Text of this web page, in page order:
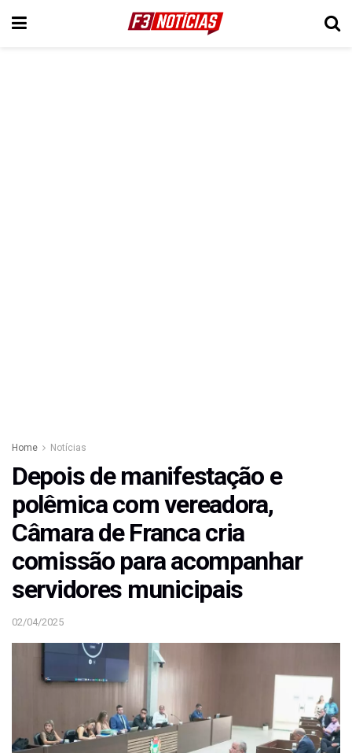
Home Notícias
Depois de manifestação e
polêmica com vereadora,
Câmara de Franca cria
comissão para acompanhar
servidores municipais
02/04/2025